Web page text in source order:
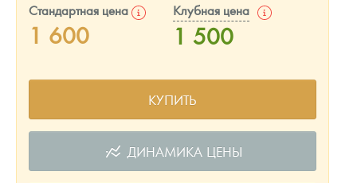
Книги по нумизматике
Стандартная цена
1 600
Клубная цена
1 500
КУПИТЬ
ДИНАМИКА ЦЕНЫ